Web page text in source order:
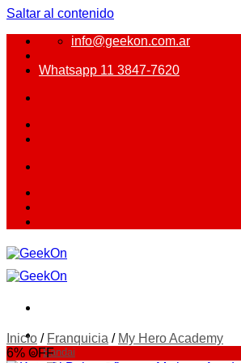
Saltar al contenido
info@geekon.com.ar
Whatsapp 11 3847-7620
FIGURAS
Bandai
Inicio / Franquicia / My Hero Academy
6% OFF